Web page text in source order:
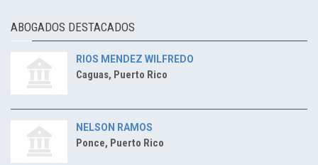
ABOGADOS DESTACADOS
RIOS MENDEZ WILFREDO
Caguas, Puerto Rico
NELSON RAMOS
Ponce, Puerto Rico